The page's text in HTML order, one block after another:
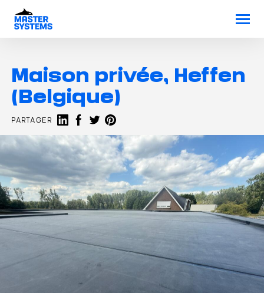
Maison privée, Heffen
(Belgique)
PARTAGER Partager sur LinkedIn
Partager sur Facebook
Share on Twitter
Share on Pinterest